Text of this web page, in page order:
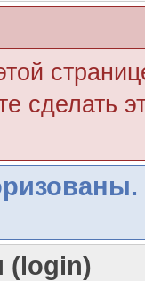
сделать
(login)